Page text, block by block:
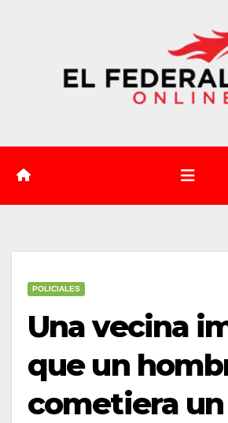
POLICIALES
Una vecina
que un
cometiera un